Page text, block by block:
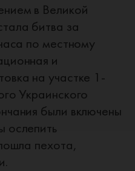
в Великой
битва за
по местному
и
на участке 1-
Украинского
были включены
ослепить
пехота,